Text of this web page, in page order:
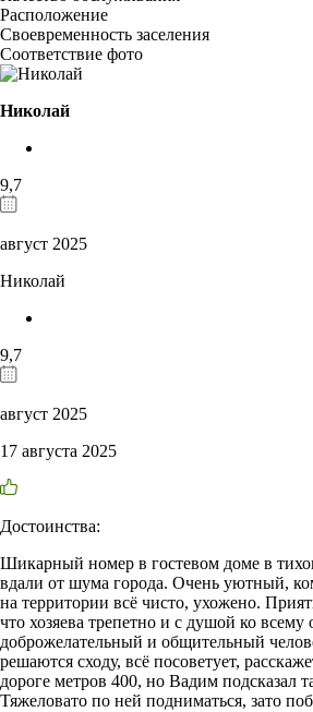
Расположение
Своевременность заселения
Соответствие фото
Николай
9,7
август 2025
Николай
9,7
август 2025
17 августа 2025
Достоинства:
Шикарный номер в гостевом доме в
вдали от шума города. Очень уютный,
на территории всё чисто, ухожено.
что хозяева трепетно и с душой ко всему
доброжелательный и общительный
решаются сходу, всё посоветует,
дороге метров 400, но Вадим подсказал
Тяжеловато по ней подниматься, зато